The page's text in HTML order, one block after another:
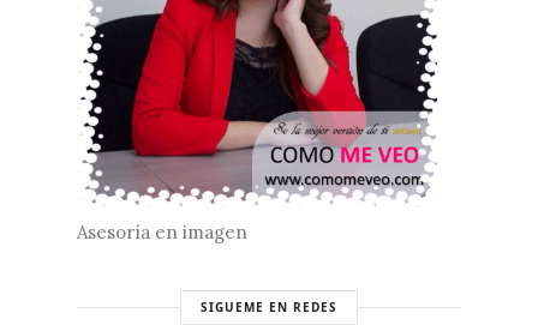
Asesoría en imagen
SIGUEME EN REDES